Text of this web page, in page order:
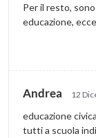
Per il resto,
educazione,
Andrea 12
educazione
tutti a scuola